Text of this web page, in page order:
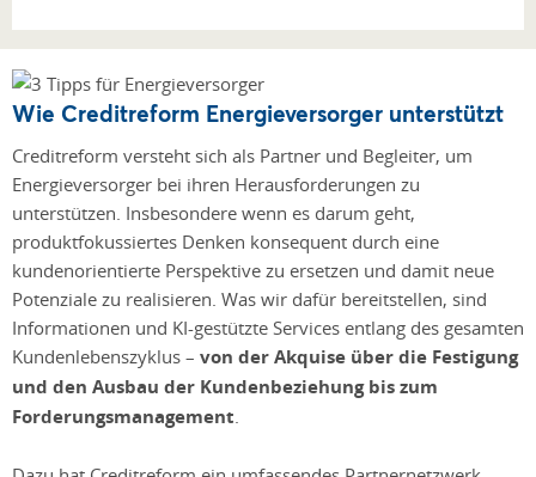
Wie Creditreform Energieversorger unterstützt
Creditreform versteht sich als Partner und Begleiter, um
Energieversorger bei ihren Herausforderungen zu
unterstützen. Insbesondere wenn es darum geht,
produktfokussiertes Denken konsequent durch eine
kundenorientierte Perspektive zu ersetzen und damit neue
Potenziale zu realisieren. Was wir dafür bereitstellen, sind
Informationen und KI-gestützte Services entlang des gesamten
Kundenlebenszyklus – von der Akquise über die Festigung
und den Ausbau der Kundenbeziehung bis zum
Forderungsmanagement.